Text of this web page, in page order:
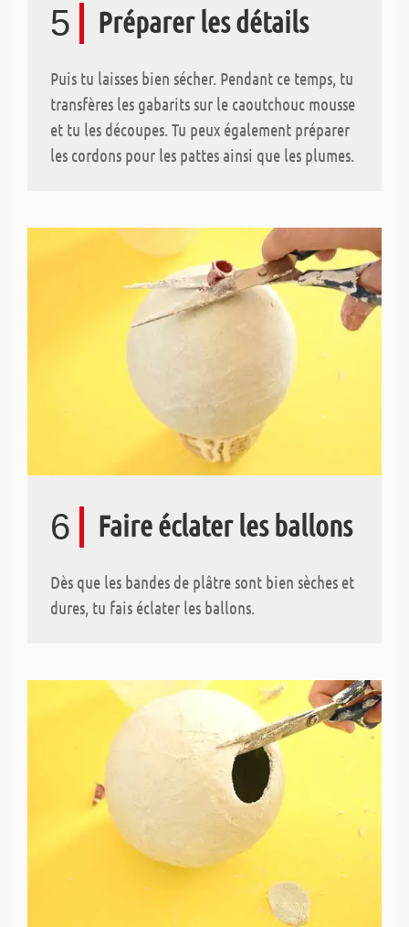
5 Préparer les détails
Puis tu laisses bien sécher. Pendant ce temps, tu
transfères les gabarits sur le caoutchouc mousse
et tu les découpes. Tu peux également préparer
les cordons pour les pattes ainsi que les plumes.
6 Faire éclater les ballons
Dès que les bandes de plâtre sont bien sèches et
dures, tu fais éclater les ballons.